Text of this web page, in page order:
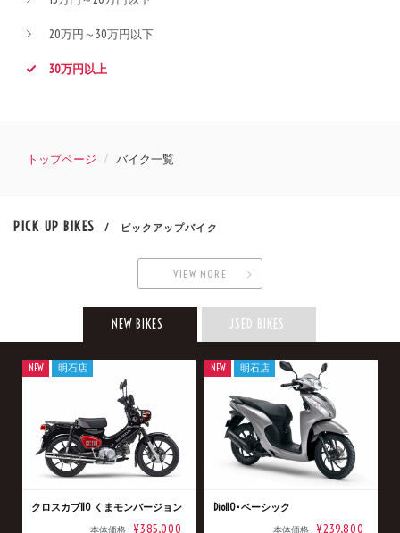
20万円～30万円以下
30万円以上
トップページ バイク一覧
PICK UP BIKES / ピックアップバイク
VIEW MORE
NEW BIKES USED BIKES
クロスカブ110 くまモンバージョン
本体価格 ¥385,000
NEW 明石店
Dio110･ベーシック
本体価格 ¥239,800
NEW 明石店